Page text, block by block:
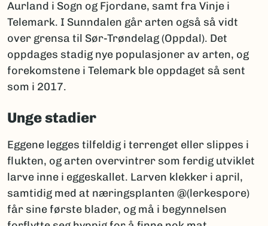
Aurland i Sogn og Fjordane, samt fra Vinje i
Telemark. I Sunndalen går arten også så vidt
over grensa til Sør-Trøndelag (Oppdal). Det
oppdages stadig nye populasjoner av arten, og
forekomstene i Telemark ble oppdaget så sent
som i 2017.
Unge stadier
Eggene legges tilfeldig i terrenget eller slippes i
flukten, og arten overvintrer som ferdig utviklet
larve inne i eggeskallet. Larven klekker i april,
samtidig med at næringsplanten @(lerkespore)
får sine første blader, og må i begynnelsen